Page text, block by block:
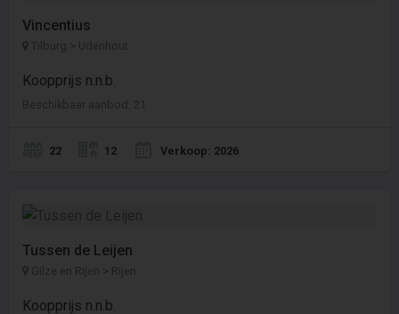
Vincentius
Tilburg > Udenhout
Koopprijs n.n.b.
Beschikbaar aanbod: 21
22 12 Verkoop: 2026
Tussen de Leijen
Gilze en Rijen > Rijen
Koopprijs n.n.b.